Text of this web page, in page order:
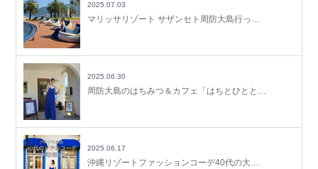
2025.07.03
マリッサリゾート サザンセト周防大島行っ…
2025.06.30
周防大島のはちみつ＆カフェ「はちとひとと…
2025.06.17
沖縄リゾートファッションコーデ40代の大…